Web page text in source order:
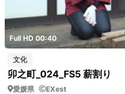
Full HD 00:40
文化
卯之町_024_FS5 薪割り
愛媛県 EXest